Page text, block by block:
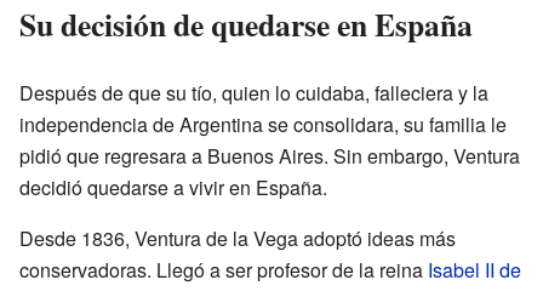
Su decisión de quedarse en España
Después de que su tío, quien lo cuidaba, falleciera y la
independencia de Argentina se consolidara, su familia le
pidió que regresara a Buenos Aires. Sin embargo, Ventura
decidió quedarse a vivir en España.
Desde 1836, Ventura de la Vega adoptó ideas más
conservadoras. Llegó a ser profesor de la reina Isabel II de